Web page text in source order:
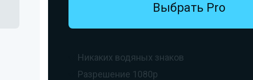
Выбрать Pro
Никаких водяных знаков
Разрешение 1080p